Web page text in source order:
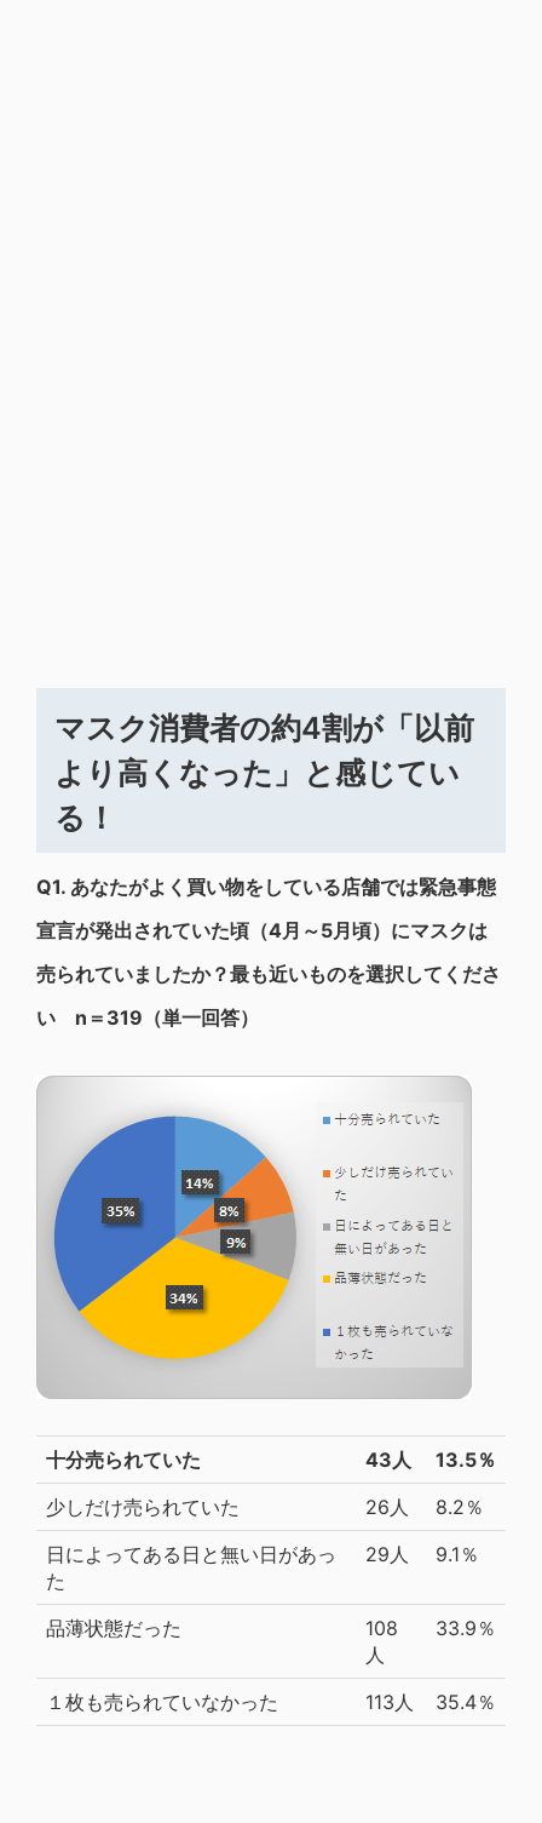
マスク消費者の約4割が「以前
より高くなった」と感じてい
る！
Q1. あなたがよく買い物をしている店舗では緊急事態
宣言が発出されていた頃（4月～5月頃）にマスクは
売られていましたか？最も近いものを選択してくださ
い n＝319（単一回答）
十分売られていた 43人
13.5％
少しだけ売られていた
26人
8.2％
日によってある日と無い日があっ
た
29人 9.1％
品薄状態だった
108
人
33.9％
１枚も売られていなかった 113人 35.4％